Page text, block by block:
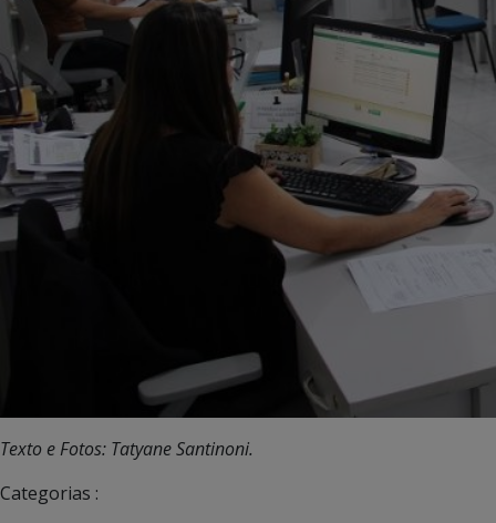
Texto e Fotos: Tatyane Santinoni.
Categorias :